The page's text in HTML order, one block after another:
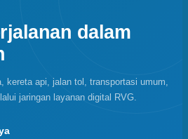
dalam
kereta api, jalan tol, transportasi umum,
jaringan layanan digital RVG.